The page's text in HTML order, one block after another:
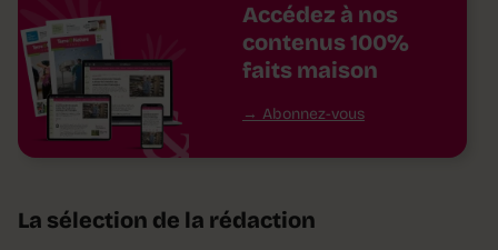
Accédez à nos
contenus 100%
faits maison
Abonnez-vous
La sélection de la rédaction